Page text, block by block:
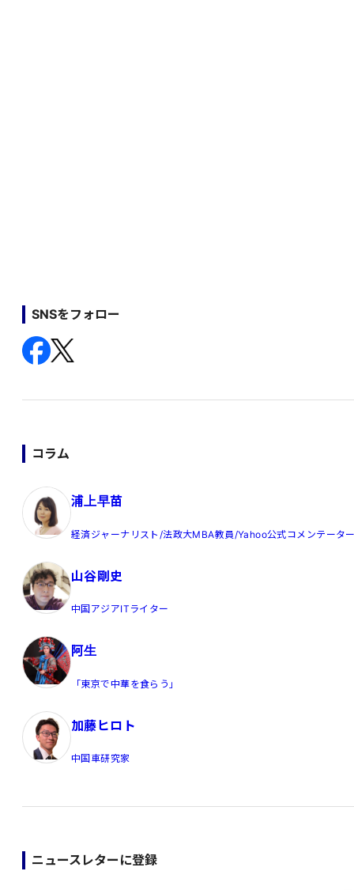
SNSをフォロー
コラム
浦上早苗
経済ジャーナリスト/法政大MBA教員/Yahoo公式コメンテータ
山谷剛史
中国アジアITライター
阿生
「東京で中華を食らう」
加藤ヒロト
中国車研究家
ニュースレターに登録